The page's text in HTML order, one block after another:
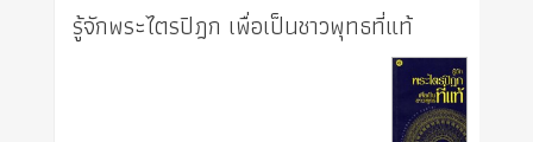
รู้จักพระไตรปิฎก เพื่อเป็นชาวพุทธที่แท้